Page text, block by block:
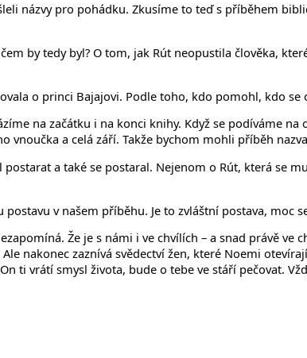
názvy pro pohádku. Zkusíme to teď s příběhem
by tedy byl? O tom, jak Rút neopustila člověka,
o princi Bajajovi. Podle toho, kdo pomohl, kdo se
na začátku i na konci knihy. Když se podíváme
a celá září. Takže bychom mohli příběh
a také se postaral. Nejenom o Rút, která se
v našem příběhu. Je to zvláštní postava,
Že je s námi i ve chvílích – a snad právě ve
nakonec zaznívá svědectví žen, které Noemi
ti vrátí smysl života, bude o tebe ve stáří pečovat.